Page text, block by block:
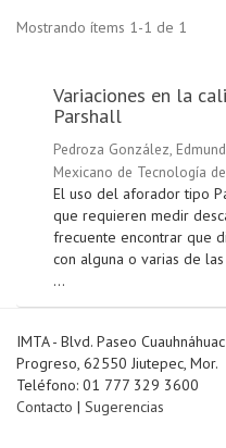
Mostrando ítems 1-1 de 1
Variaciones en la
Parshall
Pedroza González,
Mexicano de Tecnología
El uso del aforador tipo
que requieren medir
frecuente encontrar que
con alguna o varias de
...
IMTA - Blvd. Paseo
Progreso, 62550 Jiutepec, Mor.
Teléfono: 01 777 329 3600
Contacto | Sugerencias